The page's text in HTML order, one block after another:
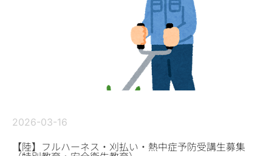
2026-03-16
【陸】フルハーネス・刈払い・熱中症予防受講生募集